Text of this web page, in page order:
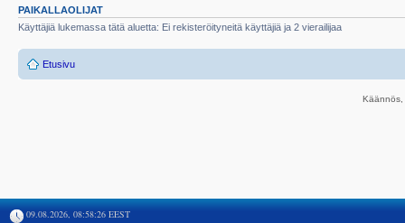
PAIKALLAOLIJAT
Käyttäjiä lukemassa tätä aluetta: Ei rekisteröityneitä käyttäjiä ja 2 vierailijaa
Etusivu
09.08.2026, 08:58:26 EEST